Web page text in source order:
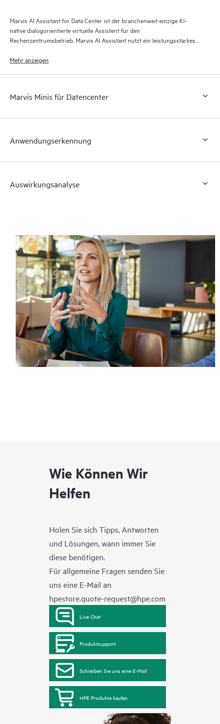
Marvis AI Assistant for Data Center ist der branchenweit einzige KI-
native dialogorientierte virtuelle Assistent für den
Rechenzentrumsbetrieb. Marvis AI Assistant nutzt ein leistungsstarkes
Director zusammen, um proaktive und präskriptive Maßnahmen für
mit Marvis AI Assistant sprechen.
Mehr anzeigen
Marvis Minis für Datencenter
Anwendungserkennung
Auswirkungsanalyse
Wie Können Wir
Helfen
Holen Sie sich Tipps, Antworten
und Lösungen, wann immer Sie
diese benötigen.
Für allgemeine Fragen senden Sie
uns eine E-Mail an
hpestore.quote-request@hpe.com
Live Chat
Produktsupport
Schreiben Sie uns eine E-Mail
HPE Produkte kaufen